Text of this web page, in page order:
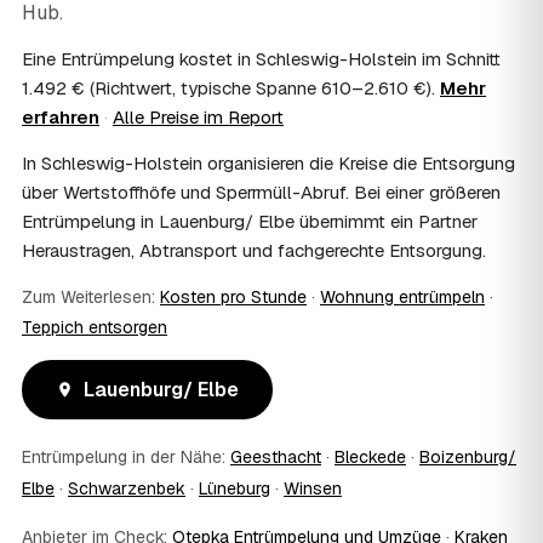
Sie mit Ihrem Finanzamt oder Steuerberater.
Kosten?
Im Einzelfall ist das möglich — etwa bei einer
Wohnungsauflösung im Rahmen von Sozialhilfe oder
stellen Sie vor Auftragserteilung beim zuständigen Amt
und holen die Kostenübernahme schriftlich ein. AWL
Zentrum vermittelt die Entrümpler, entscheidet aber nicht
über die Kostenübernahme.
Ja. Die Partner entsorgen über zugelassene Höfe und
stellen auf Wunsch einen Entsorgungsnachweis aus —
wichtig zum Beispiel für Vermieter, Nachlassverwaltung
oder die eigene Dokumentation.
09
Muss ich bei der Entrümpelung anwesend sein?
zur Übergabe und zum Abschluss vor Ort; den genauen
Ablauf — etwa die Schlüsselübergabe — stimmen Sie
10
Hub.
Eine Entrümpelung kostet in Schleswig-Holstein im Schnitt
1.492 € (Richtwert, typische Spanne 610–2.610 €). Mehr
erfahren · Alle Preise im Report
In Schleswig-Holstein organisieren die Kreise die Entsorgung
über Wertstoffhöfe und Sperrmüll-Abruf. Bei einer größeren
Entrümpelung in Lauenburg/ Elbe übernimmt ein Partner
Heraustragen, Abtransport und fachgerechte Entsorgung.
Zum Weiterlesen: Kosten pro Stunde · Wohnung entrümpeln ·
Teppich entsorgen
Lauenburg/ Elbe
Entrümpelung in der Nähe: Geesthacht · Bleckede · Boizenburg/
Elbe · Schwarzenbek · Lüneburg · Winsen
Anbieter im Check: Otepka Entrümpelung und Umzüge · Kraken